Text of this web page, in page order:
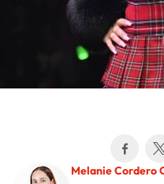
Melanie Cordero